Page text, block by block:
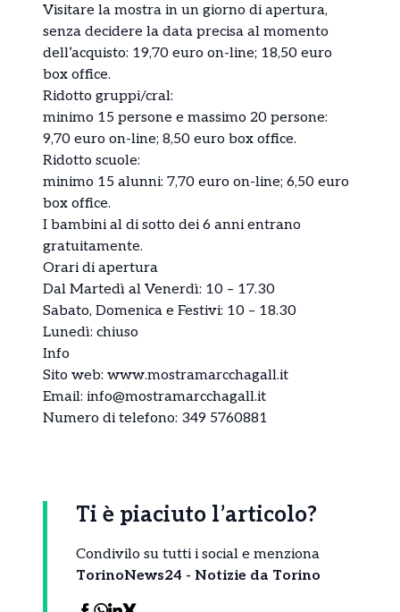
Visitare la mostra in un giorno di apertura,
senza decidere la data precisa al momento
dell’acquisto: 19,70 euro on-line; 18,50 euro
box office.
Ridotto gruppi/cral:
minimo 15 persone e massimo 20 persone:
9,70 euro on-line; 8,50 euro box office.
Ridotto scuole:
minimo 15 alunni: 7,70 euro on-line; 6,50 euro
box office.
I bambini al di sotto dei 6 anni entrano
gratuitamente.
Orari di apertura
Dal Martedì al Venerdì: 10 – 17.30
Sabato, Domenica e Festivi: 10 – 18.30
Lunedì: chiuso
Info
Sito web: www.mostramarcchagall.it
Email: info@mostramarcchagall.it
Numero di telefono: 349 5760881
Ti è piaciuto l’articolo?
Condivilo su tutti i social e menziona
TorinoNews24 - Notizie da Torino